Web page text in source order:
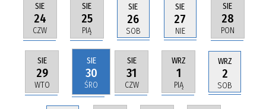
SIE
24
CZW
SIE
25
PIĄ
SIE
26
SOB
SIE
27
NIE
SIE
28
PON
SIE
29
WTO
SIE
30
ŚRO
SIE
31
CZW
WRZ
1
PIĄ
WRZ
2
SOB